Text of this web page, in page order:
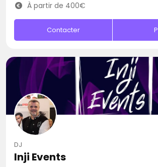
À partir de 400€
Contacter
DJ
Inji Events